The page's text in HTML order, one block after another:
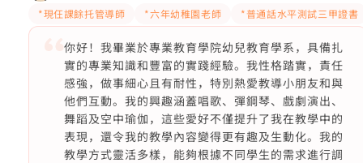
*現仼課餘托管導師 *六年幼稚園老師 *普通話水平測試三甲證書
你好！我畢業於專業教育學院幼兒教育學系，具備扎
實的專業知識和豐富的實踐經驗。我性格踏實，責任
感強，做事細心且有耐性，特別熱愛教導小朋友和與
他們互動。我的興趣涵蓋唱歌、彈鋼琴、戲劇演出、
舞蹈及空中瑜伽，這些愛好不僅提升了我在教學中的
表現，還令我的教學內容變得更有趣及生動化。我的
教學方式靈活多樣，能夠根據不同學生的需求進行調